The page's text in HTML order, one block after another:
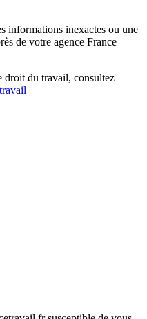
informations inexactes ou une
de votre agence France
droit du travail, consultez